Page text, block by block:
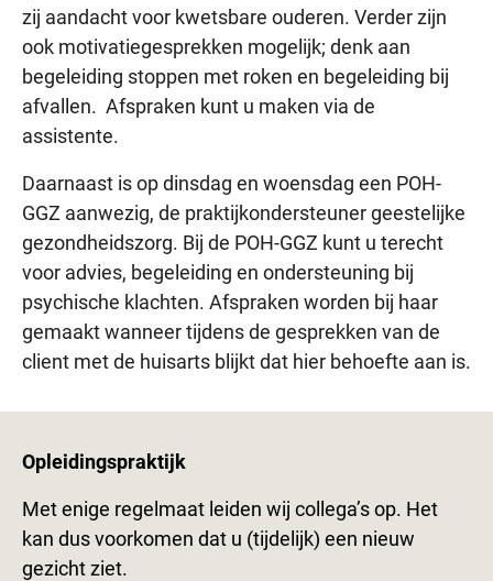
zij aandacht voor kwetsbare ouderen. Verder zijn
ook motivatiegesprekken mogelijk; denk aan
begeleiding stoppen met roken en begeleiding bij
afvallen. Afspraken kunt u maken via de
assistente.
Daarnaast is op dinsdag en woensdag een POH-
GGZ aanwezig, de praktijkondersteuner geestelijke
gezondheidszorg. Bij de POH-GGZ kunt u terecht
voor advies, begeleiding en ondersteuning bij
psychische klachten. Afspraken worden bij haar
gemaakt wanneer tijdens de gesprekken van de
client met de huisarts blijkt dat hier behoefte aan is.
Opleidingspraktijk
Met enige regelmaat leiden wij collega’s op. Het
kan dus voorkomen dat u (tijdelijk) een nieuw
gezicht ziet.